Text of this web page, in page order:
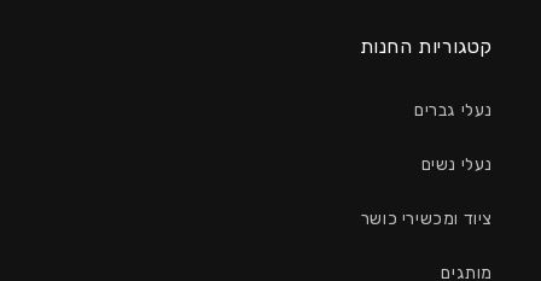
קטגוריות החנות
נעלי גברים
נעלי נשים
ציוד ומכשירי כושר
מותגים